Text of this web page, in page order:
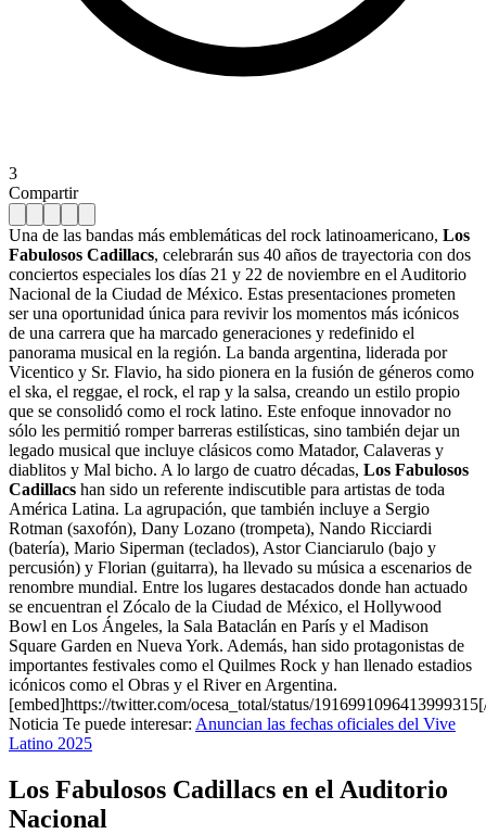
3
Compartir
Una de las bandas más emblemáticas del rock latinoamericano, Los
Fabulosos Cadillacs, celebrarán sus 40 años de trayectoria con dos
conciertos especiales los días 21 y 22 de noviembre en el Auditorio
Nacional de la Ciudad de México. Estas presentaciones prometen
ser una oportunidad única para revivir los momentos más icónicos
de una carrera que ha marcado generaciones y redefinido el
panorama musical en la región. La banda argentina, liderada por
Vicentico y Sr. Flavio, ha sido pionera en la fusión de géneros como
el ska, el reggae, el rock, el rap y la salsa, creando un estilo propio
que se consolidó como el rock latino. Este enfoque innovador no
sólo les permitió romper barreras estilísticas, sino también dejar un
legado musical que incluye clásicos como Matador, Calaveras y
diablitos y Mal bicho. A lo largo de cuatro décadas, Los Fabulosos
Cadillacs han sido un referente indiscutible para artistas de toda
América Latina. La agrupación, que también incluye a Sergio
Rotman (saxofón), Dany Lozano (trompeta), Nando Ricciardi
(batería), Mario Siperman (teclados), Astor Cianciarulo (bajo y
percusión) y Florian (guitarra), ha llevado su música a escenarios de
renombre mundial. Entre los lugares destacados donde han actuado
se encuentran el Zócalo de la Ciudad de México, el Hollywood
Bowl en Los Ángeles, la Sala Bataclán en París y el Madison
Square Garden en Nueva York. Además, han sido protagonistas de
importantes festivales como el Quilmes Rock y han llenado estadios
icónicos como el Obras y el River en Argentina.
[embed]https://twitter.com/ocesa_total/status/
Noticia Te puede interesar: Anuncian las fechas oficiales del Vive
Latino 2025
Los Fabulosos Cadillacs en el Auditorio
Nacional